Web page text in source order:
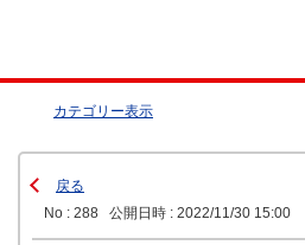
カテゴリー表示
戻る
No : 288
公開日時 : 2022/11/30 15:00